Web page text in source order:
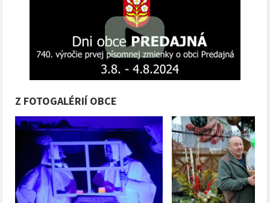
Z FOTOGALÉRIÍ OBCE